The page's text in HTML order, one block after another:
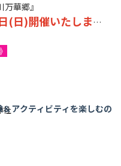
華郷』
(日)開催いたしま
社アクティビティを楽しむの
た便利なコラムはコチラ！